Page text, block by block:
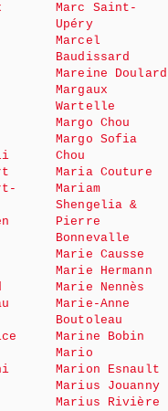
Marc Saint-
Upéry
Marcel
Baudissard
Mareine Doulard
Margaux
Wartelle
Margo Chou
Margo Sofia
Chou
Maria Couture
Mariam
Shengelia &
Pierre
Bonnevalle
Marie Causse
Marie Hermann
Marie Nennès
Marie-Anne
Boutoleau
Marine Bobin
Mario
Marion Esnault
Marius Jouanny
Marius Rivière